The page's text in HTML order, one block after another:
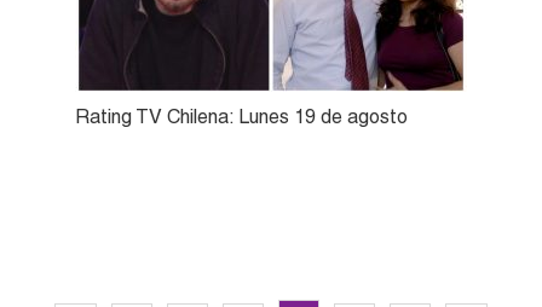
Rating TV Chilena: Lunes 19 de agosto